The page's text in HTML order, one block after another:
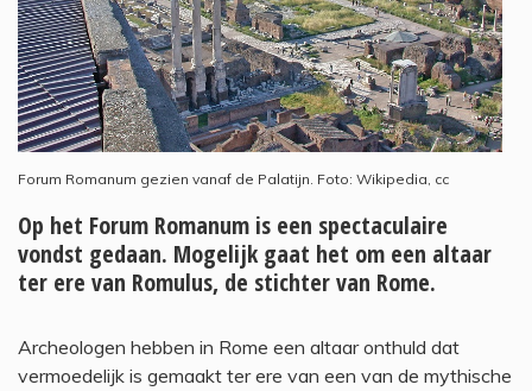
Forum Romanum gezien vanaf de Palatijn. Foto: Wikipedia, cc
Op het Forum Romanum is een spectaculaire
vondst gedaan. Mogelijk gaat het om een altaar
ter ere van Romulus, de stichter van Rome.
Archeologen hebben in Rome een altaar onthuld dat
vermoedelijk is gemaakt ter ere van een van de mythische